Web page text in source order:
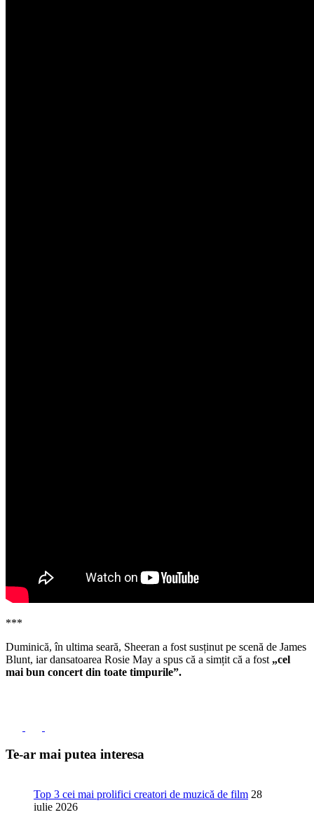
***
Duminică, în ultima seară, Sheeran a fost susținut pe scenă de James
Blunt, iar dansatoarea Rosie May a spus că a simțit că a fost „cel
mai bun concert din toate timpurile”.
Te-ar mai putea interesa
Top 3 cei mai prolifici creatori de muzică de film 28
iulie 2026